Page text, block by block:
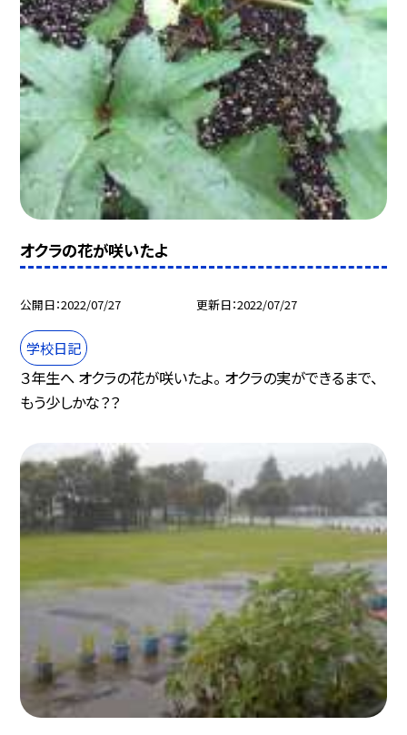
オクラの花が咲いたよ
公開日 2022/07/27 更新日 2022/07/27
学校日記
３年生へ オクラの花が咲いたよ。 オクラの実ができるまで、
もう少しかな？？